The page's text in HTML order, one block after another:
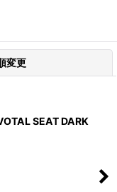
変更
SEAT DARK